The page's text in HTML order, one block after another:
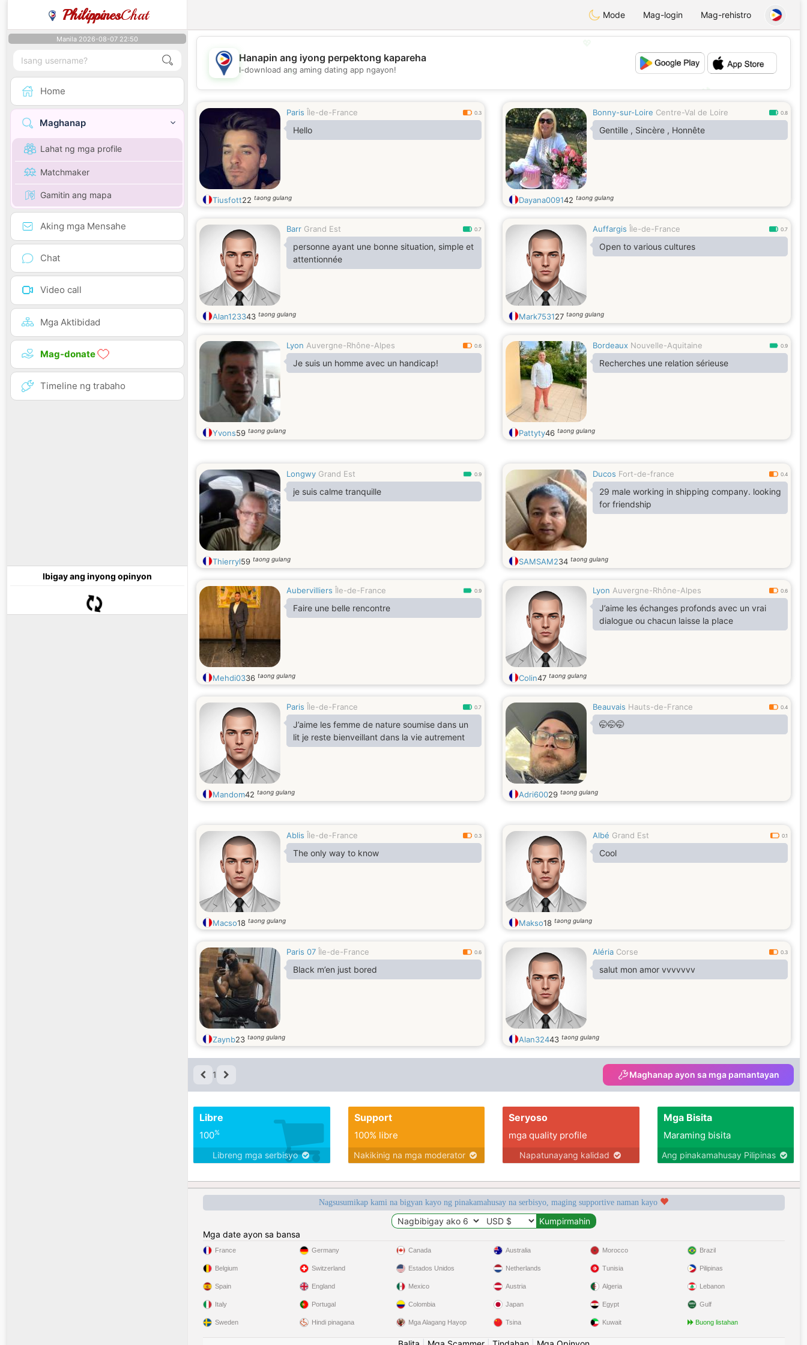
PhilippinesChat Mode Mag-login Mag-rehistro
Manila 2026-08-07 22:50
Home
Maghanap
Lahat ng mga profile
Matchmaker
Gamitin ang mapa
Aking mga Mensahe
Chat
Video call
Mga Aktibidad
Mag-donate
Timeline ng trabaho
Ibigay ang inyong opinyon
💖
💕
Hanapin ang iyong perpektong kapareha
I-download ang aming dating app ngayon!
Paris Île-de-France 0.3
Hello
Tiusfott22 taong gulang
Bonny-sur-Loire Centre-Val de Loire 0.8
Gentille , Sincère , Honnête
Dayana009142 taong gulang
Barr Grand Est 0.7
personne ayant une bonne situation, simple et
attentionnée
Alan123343 taong gulang
Auffargis Île-de-France 0.7
Open to various cultures
Mark753127 taong gulang
Lyon Auvergne-Rhône-Alpes 0.6
Je suis un homme avec un handicap!
Yvons59 taong gulang
Bordeaux Nouvelle-Aquitaine 0.9
Recherches une relation sérieuse
Pattyty46 taong gulang
Longwy Grand Est 0.9
je suis calme tranquille
Thierryl59 taong gulang
Ducos Fort-de-france 0.4
29 male working in shipping company. looking
for friendship
SAMSAM234 taong gulang
Aubervilliers Île-de-France 0.9
Faire une belle rencontre
Mehdi0336 taong gulang
Lyon Auvergne-Rhône-Alpes 0.6
J’aime les échanges profonds avec un vrai
dialogue ou chacun laisse la place
Colin47 taong gulang
Paris Île-de-France 0.7
J’aime les femme de nature soumise dans un
lit je reste bienveillant dans la vie autrement
Mandom42 taong gulang
Beauvais Hauts-de-France 0.4
🤭🤭🤭
Adri60029 taong gulang
Ablis Île-de-France 0.3
The only way to know
Macso18 taong gulang
Albé Grand Est 0.1
Cool
Makso18 taong gulang
Paris 07 Île-de-France 0.6
Black m’en just bored
Zaynb23 taong gulang
Aléria Corse 0.3
salut mon amor vvvvvvv
Alan32443 taong gulang
1 Maghanap ayon sa mga pamantayan
Libre
100%
Libreng mga serbisyo
Support
100% libre
Nakikinig na mga moderator
Seryoso
mga quality profile
Napatunayang kalidad
Mga Bisita
Maraming bisita
Ang pinakamahusay Pilipinas
Nagsusumikap kami na bigyan kayo ng pinakamahusay na serbisyo, maging supportive naman kayo
Mga date ayon sa bansa
France
Belgium
Spain
Italy
Sweden
Germany
Switzerland
England
Portugal
Hindi pinagana
Canada
Estados Unidos
Mexico
Colombia
Mga Alagang Hayop
Australia
Netherlands
Austria
Japan
Tsina
Morocco
Tunisia
Algeria
Egypt
Kuwait
Brazil
Pilipinas
Lebanon
Gulf
Buong listahan